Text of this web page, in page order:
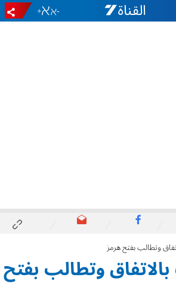
-
+
وتطالب بفتح هرمز
وتطالب بفتح